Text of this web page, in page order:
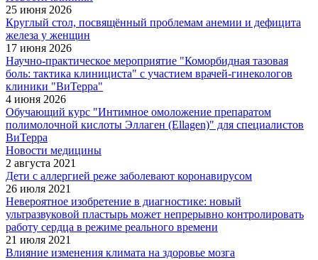
25 июня 2026
Круглый стол, посвящённый проблемам анемии и дефицита
железа у женщин
17 июня 2026
Научно-практическое мероприятие "Коморбидная тазовая
боль: тактика клинициста" с участием врачей-гинекологов
клиники "ВиТерра"
4 июня 2026
Обучающий курс "Интимное омоложение препаратом
полимолочной кислоты Эллаген (Ellagen)" для специалистов
ВиТерра
Новости медицины
2 августа 2021
Дети с аллергией реже заболевают коронавирусом
26 июля 2021
Невероятное изобретение в диагностике: новый
ультразвуковой пластырь может непрерывно контролировать
работу сердца в режиме реального времени
21 июля 2021
Влияние изменения климата на здоровье мозга